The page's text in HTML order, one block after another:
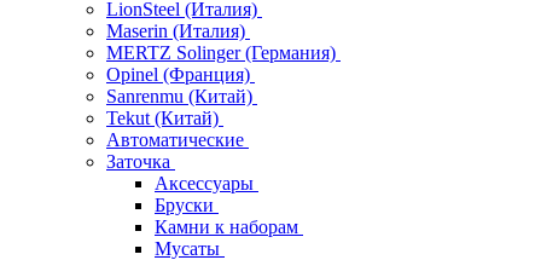
LionSteel (Италия)
Maserin (Италия)
MERTZ Solinger (Германия)
Opinel (Франция)
Sanrenmu (Китай)
Tekut (Китай)
Автоматические
Заточка
Аксессуары
Бруски
Камни к наборам
Мусаты